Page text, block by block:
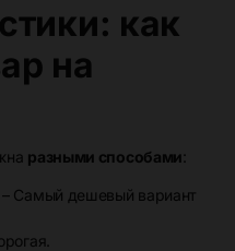
как
на
разными способами:
– Самый дешевый вариант